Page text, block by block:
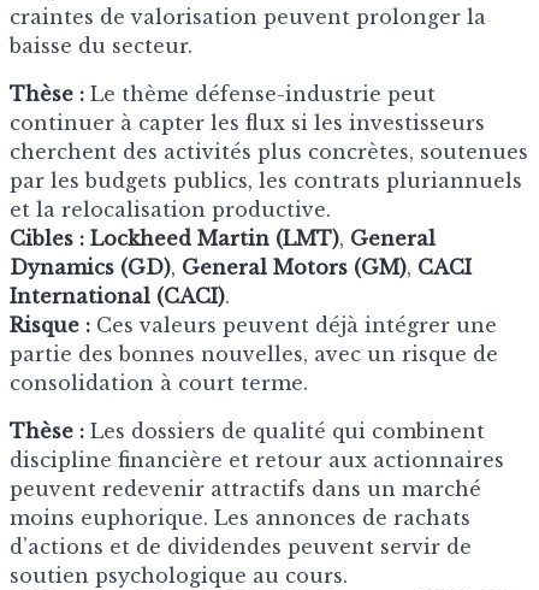
craintes de valorisation peuvent prolonger la
baisse du secteur.
Thèse : Le thème défense-industrie peut
continuer à capter les flux si les investisseurs
cherchent des activités plus concrètes, soutenues
par les budgets publics, les contrats pluriannuels
et la relocalisation productive.
Cibles : Lockheed Martin (LMT), General
Dynamics (GD), General Motors (GM), CACI
International (CACI).
Risque : Ces valeurs peuvent déjà intégrer une
partie des bonnes nouvelles, avec un risque de
consolidation à court terme.
Thèse : Les dossiers de qualité qui combinent
discipline financière et retour aux actionnaires
peuvent redevenir attractifs dans un marché
moins euphorique. Les annonces de rachats
d’actions et de dividendes peuvent servir de
soutien psychologique au cours.